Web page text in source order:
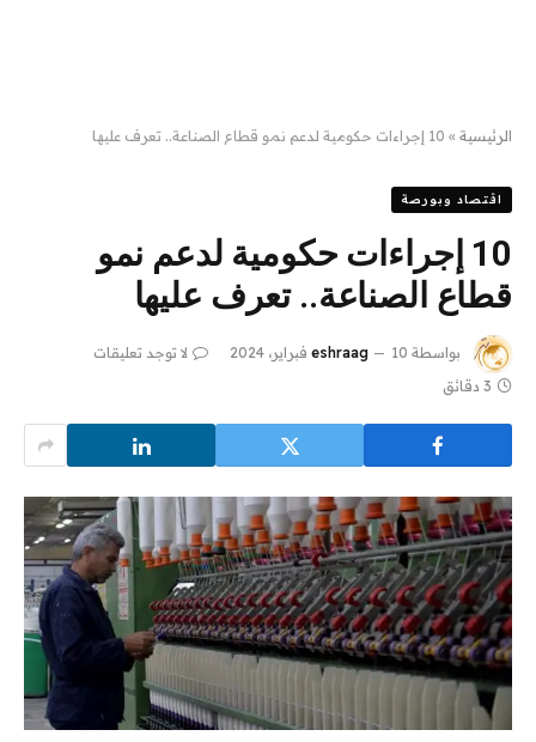
الرئيسية » 10 إجراءات حكومية لدعم نمو قطاع الصناعة.. تعرف عليها
اقتصاد وبورصة
10 إجراءات حكومية لدعم نمو
قطاع الصناعة.. تعرف عليها
بواسطة eshraag 10 فبراير، 2024
لا توجد تعليقات
3 دقائق